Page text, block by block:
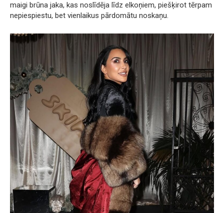
maigi brūna jaka, kas noslīdēja līdz elkoņiem, piešķirot tērpam
nepiespiestu, bet vienlaikus pārdomātu noskaņu.